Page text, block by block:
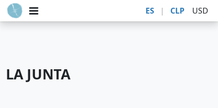
ES | CLP USD
LA JUNTA